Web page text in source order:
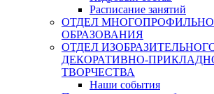
Расписание занятий
ОТДЕЛ
ОБРАЗОВАНИЯ
ОТДЕЛ
ДЕКОРАТИВНО-
ТВОРЧЕСТВА
Наши события